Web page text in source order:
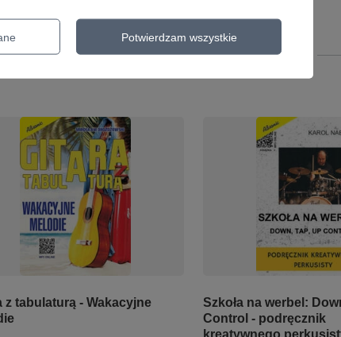
do porównania
25,75 zł
+ Dodaj do porównania
z tabulaturą - Wakacyjne
Szkoła na werbel:
Control - podręcznik
kreatywnego
Potwierdzam wszystkie